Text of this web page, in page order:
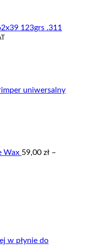
123grs .311
uniwersalny
Wax 59,00 zł –
w płynie do